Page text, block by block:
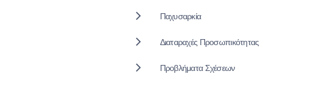
Παχυσαρκία
Διαταραχές Προσωπικότητας
Προβλήματα Σχέσεων